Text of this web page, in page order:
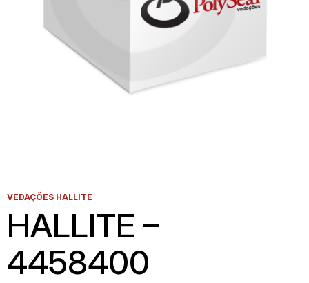
VEDAÇÕES HALLITE
HALLITE –
4458400